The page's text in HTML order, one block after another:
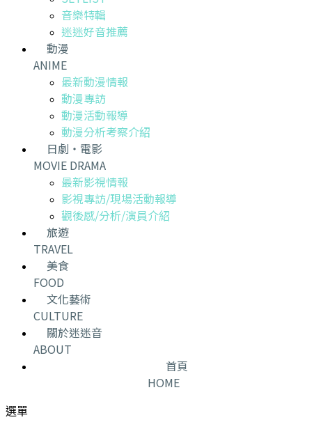
音樂特輯
迷迷好音推薦
動漫
ANIME
最新動漫情報
動漫專訪
動漫活動報導
動漫分析考察介紹
日劇・電影
MOVIE DRAMA
最新影視情報
影視專訪/現場活動報導
觀後感/分析/演員介紹
旅遊
TRAVEL
美食
FOOD
文化藝術
CULTURE
關於迷迷音
ABOUT
首頁
HOME
選單